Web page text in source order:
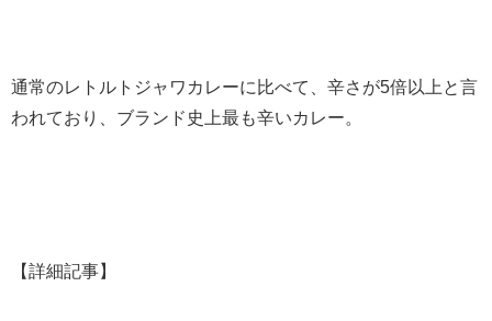
通常のレトルトジャワカレーに比べて、辛さが5倍以上と言
われており、ブランド史上最も辛いカレー。
【詳細記事】